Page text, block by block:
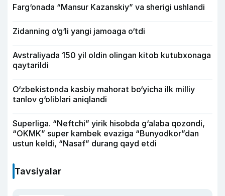
Farg‘onada “Mansur Kazanskiy” va sherigi ushlandi
Zidanning o‘g‘li yangi jamoaga o‘tdi
Avstraliyada 150 yil oldin olingan kitob kutubxonaga
qaytarildi
O‘zbekistonda kasbiy mahorat bo‘yicha ilk milliy
tanlov g‘oliblari aniqlandi
Superliga. “Neftchi” yirik hisobda g‘alaba qozondi,
“OKMK” super kambek evaziga “Bunyodkor”dan
ustun keldi, “Nasaf” durang qayd etdi
Tavsiyalar